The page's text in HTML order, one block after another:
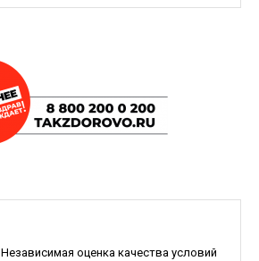
Независимая оценка качества условий